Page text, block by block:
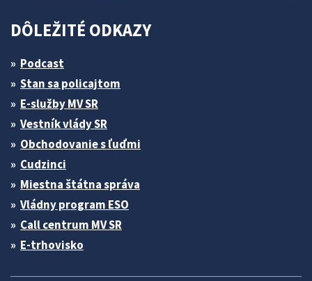
DÔLEŽITÉ ODKAZY
Podcast
Stan sa policajtom
E-služby MV SR
Vestník vlády SR
Obchodovanie s ľuďmi
Cudzinci
Miestna štátna správa
Vládny program ESO
Call centrum MV SR
E-trhovisko